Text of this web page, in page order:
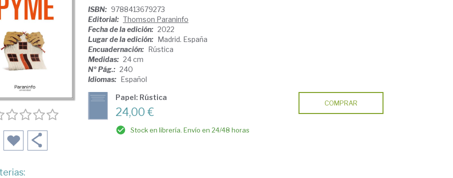
ISBN: 9788413679273
Editorial: Thomson Paraninfo
Fecha de la edición: 2022
Lugar de la edición: Madrid. España
Encuadernación: Rústica
Medidas: 24 cm
Nº Pág.: 240
Idiomas: Español
Papel: Rústica
24,00 €
Stock en librería. Envío en 24/48 horas
COMPRAR